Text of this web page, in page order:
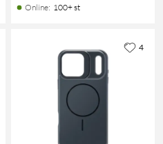
Online: 100+ st
4